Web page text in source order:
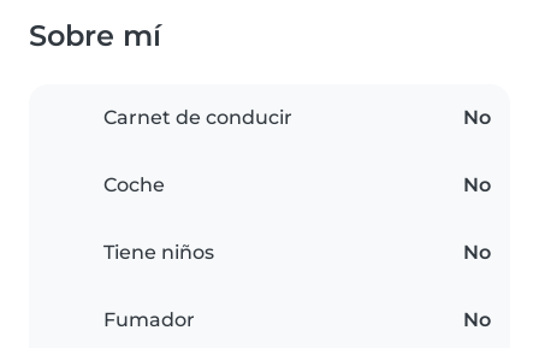
Sobre mí
Carnet de conducir No
Coche No
Tiene niños No
Fumador No